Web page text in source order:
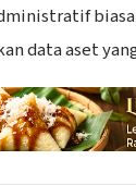
data aset